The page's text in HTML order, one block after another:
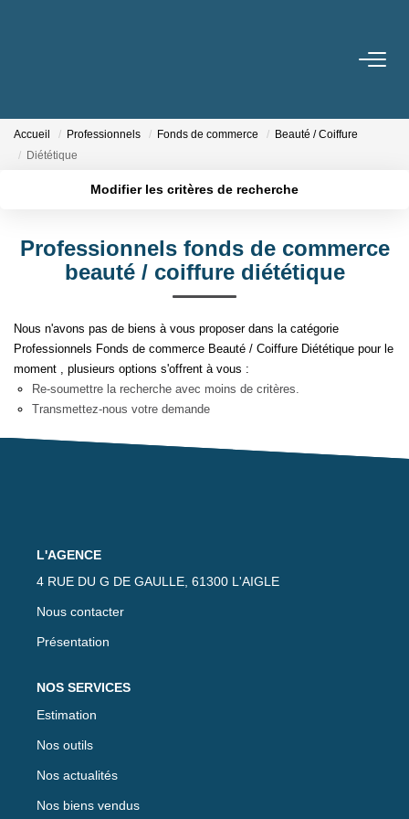
Nos Biens
ESTIMER
NOTRE AGENCE
Qui Sommes-Nous
Notre Équipe
EXTRANET
Accueil Professionnels Fonds de commerce
Beauté / Coiffure
Diététique
Modifier les critères de recherche
Type de bien
Budget max Plus de critères
Professionnels fonds de commerce
beauté / coiffure diététique
Nous n'avons pas de biens à vous proposer dans la catégorie
Professionnels Fonds de commerce Beauté / Coiffure Diététique pour le
moment , plusieurs options s'offrent à vous :
Re-soumettre la recherche avec moins de critères.
Transmettez-nous votre demande
L'AGENCE
4 RUE DU G DE GAULLE, 61300 L'AIGLE
Nous contacter
Présentation
NOS SERVICES
Estimation
Nos outils
Nos actualités
Nos biens vendus